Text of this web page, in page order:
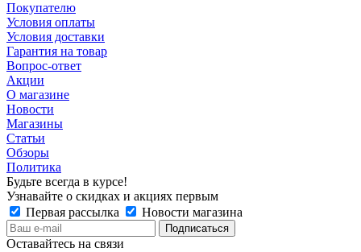
Покупателю
Условия оплаты
Условия доставки
Гарантия на товар
Вопрос-ответ
Акции
О магазине
Новости
Магазины
Статьи
Обзоры
Политика
Будьте всегда в курсе!
Узнавайте о скидках и акциях первым
Первая рассылка
Новости магазина
Оставайтесь на связи